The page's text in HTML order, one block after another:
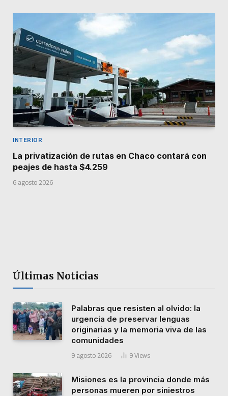
INTERIOR
La privatización de rutas en Chaco contará con
peajes de hasta $4.259
6 agosto 2026
Últimas Noticias
Palabras que resisten al olvido: la
urgencia de preservar lenguas
originarias y la memoria viva de las
comunidades
9 agosto 2026 9 Views
Misiones es la provincia donde más
personas mueren por siniestros